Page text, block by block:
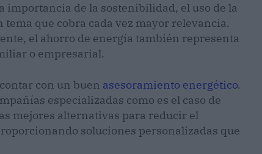
importancia de la sostenibilidad, el uso de la
que cobra cada vez mayor relevancia.
el ahorro de energía también representa
o empresarial.
con un buen asesoramiento energético.
especializadas como es el caso de
mejores alternativas para reducir el
soluciones personalizadas que